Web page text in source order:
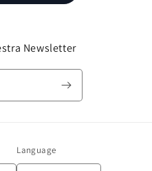
Newsletter
Language